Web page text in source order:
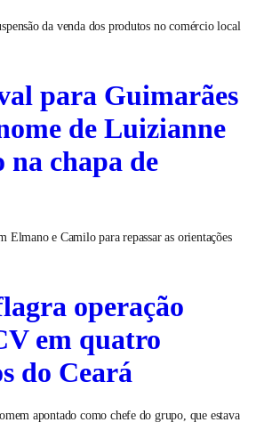
da venda dos produtos no comércio local
para Guimarães
de Luizianne
na chapa de
Elmano e Camilo para repassar as orientações
operação
em quatro
do Ceará
apontado como chefe do grupo, que estava